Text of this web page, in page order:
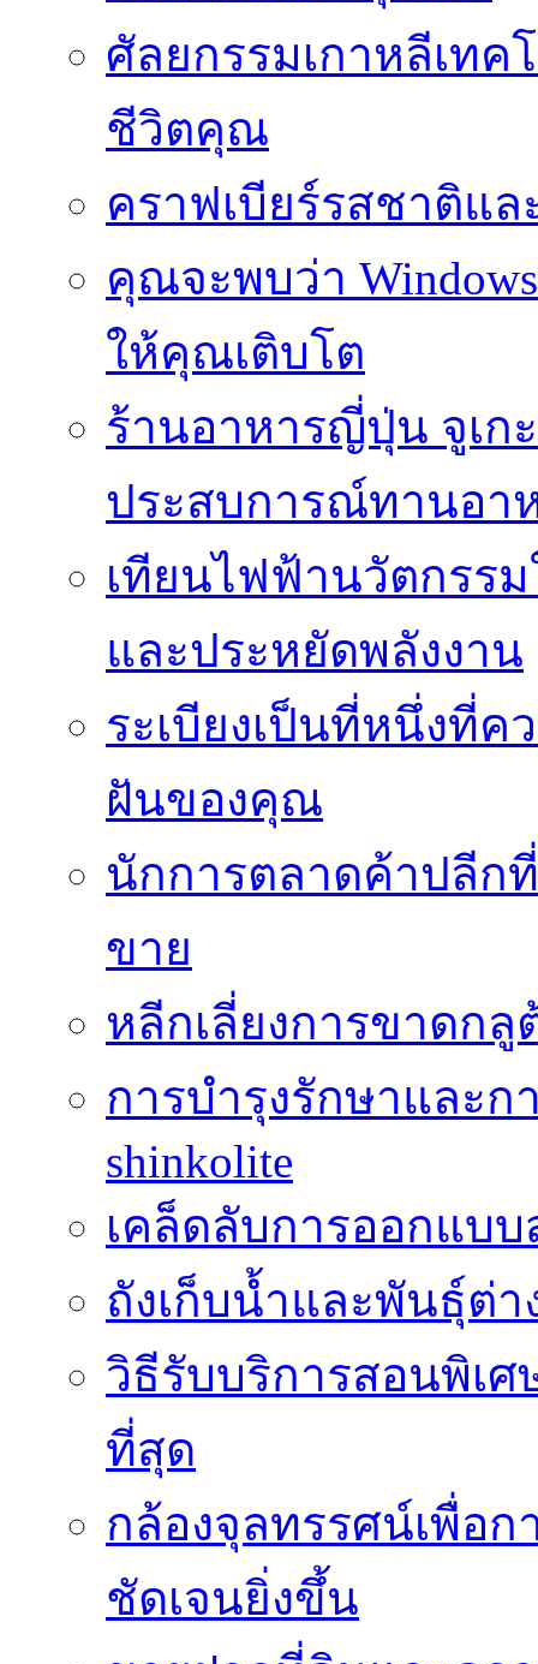
ศัลยกรรมเกาหลีเท
ชีวิตคุณ
คราฟเบียร์รสชาติแ
คุณจะพบว่า
ให้คุณเติบโต
ร้านอาหารญี่ปุ่น จูเก
ประสบการณ์ทานอา
เทียนไฟฟ้านวัตกรร
และประหยัดพลังงาน
ระเบียงเป็นที่หนึ่งที่ค
ฝันของคุณ
นักการตลาดค้าปลีก
ขาย
หลีกเลี่ยงการขาดก
การบำรุงรักษาและ
shinkolite
เคล็ดลับการออกแบ
ถังเก็บน้ำและพันธุ์ต่า
วิธีรับบริการสอนพิเ
ที่สุด
กล้องจุลทรรศน์เพื่อ
ชัดเจนยิ่งขึ้น